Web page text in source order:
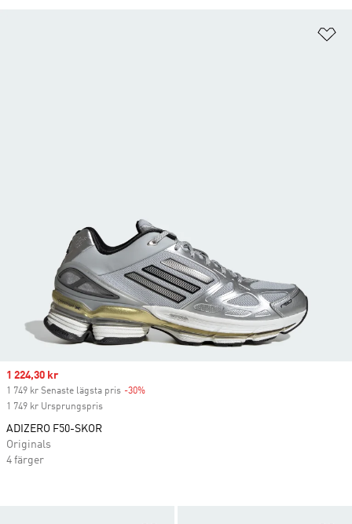
Sale price
1 224,30 kr
1 749 kr Senaste lägsta pris -30%
1 749 kr Ursprungspris
ADIZERO F50-SKOR
Originals
4 färger